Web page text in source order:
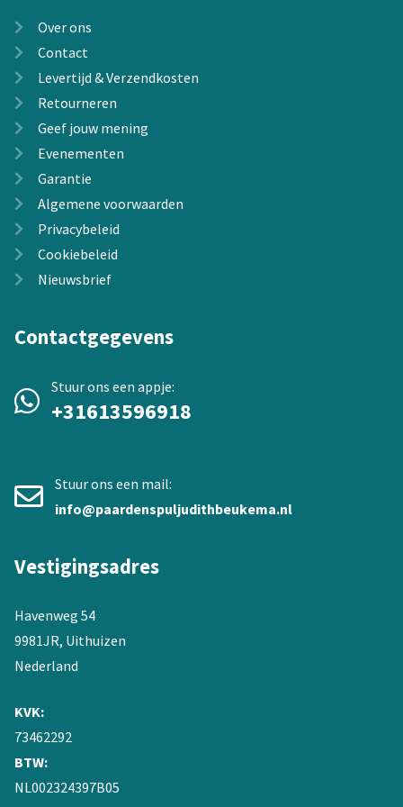
Over ons
Contact
Levertijd & Verzendkosten
Retourneren
Geef jouw mening
Evenementen
Garantie
Algemene voorwaarden
Privacybeleid
Cookiebeleid
Nieuwsbrief
Contactgegevens
Stuur ons een appje:
+31613596918
Stuur ons een mail:
info@paardenspuljudithbeukema.nl
Vestigingsadres
Havenweg 54
9981JR, Uithuizen
Nederland
KVK:
73462292
BTW:
NL002324397B05